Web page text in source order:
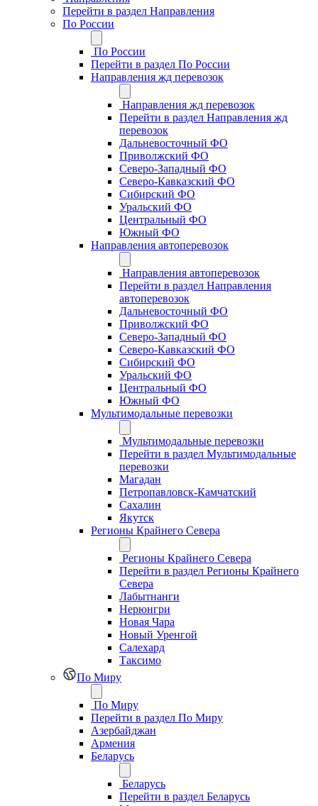
Перейти в раздел Направления
По России
По России
Перейти в раздел По России
Направления жд перевозок
Направления жд перевозок
Перейти в раздел Направления жд
перевозок
Дальневосточный ФО
Приволжский ФО
Северо-Западный ФО
Северо-Кавказский ФО
Сибирский ФО
Уральский ФО
Центральный ФО
Южный ФО
Направления автоперевозок
Направления автоперевозок
Перейти в раздел Направления
автоперевозок
Дальневосточный ФО
Приволжский ФО
Северо-Западный ФО
Северо-Кавказский ФО
Сибирский ФО
Уральский ФО
Центральный ФО
Южный ФО
Мультимодальные перевозки
Мультимодальные перевозки
Перейти в раздел Мультимодальные
перевозки
Магадан
Петропавловск-Камчатский
Сахалин
Якутск
Регионы Крайнего Севера
Регионы Крайнего Севера
Перейти в раздел Регионы Крайнего
Севера
Лабытнанги
Нерюнгри
Новая Чара
Новый Уренгой
Салехард
Таксимо
По Миру
По Миру
Перейти в раздел По Миру
Азербайджан
Армения
Беларусь
Беларусь
Перейти в раздел Беларусь